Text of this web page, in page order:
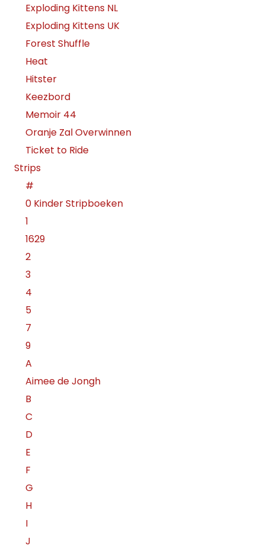
Exploding Kittens NL
Exploding Kittens UK
Forest Shuffle
Heat
Hitster
Keezbord
Memoir 44
Oranje Zal Overwinnen
Ticket to Ride
Strips
#
0 Kinder Stripboeken
1
1629
2
3
4
5
7
9
A
Aimee de Jongh
B
C
D
E
F
G
H
I
J